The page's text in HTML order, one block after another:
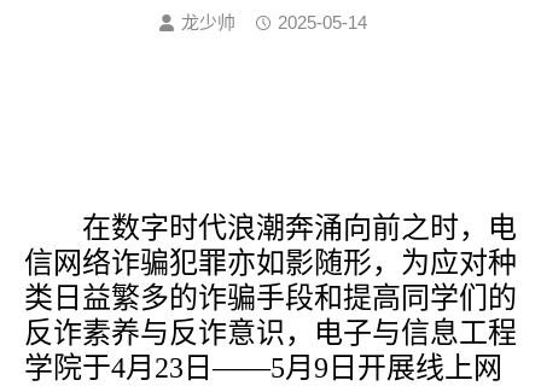
龙少帅 2025-05-14
在数字时代浪潮奔涌向前之时，电
信网络诈骗犯罪亦如影随形，为应对种
类日益繁多的诈骗手段和提高同学们的
反诈素养与反诈意识，电子与信息工程
学院于4月23日——5月9日开展线上网